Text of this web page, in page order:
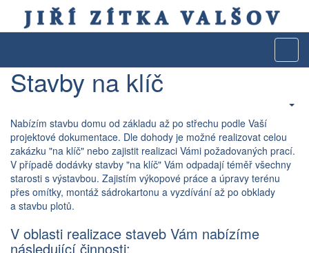
Stavby na klíč
Nabízím stavbu domu od základu až po střechu podle Vaší
projektové dokumentace. Dle dohody je možné realizovat celou
zakázku "na klíč" nebo zajistit realizaci Vámi požadovaných prací.
V případě dodávky stavby "na klíč" Vám odpadají téměř všechny
starosti s výstavbou. Zajistím výkopové práce a úpravy terénu
přes omítky, montáž sádrokartonu a vyzdívání až po obklady
a stavbu plotů.
V oblasti realizace staveb Vám nabízíme
následující činnosti: